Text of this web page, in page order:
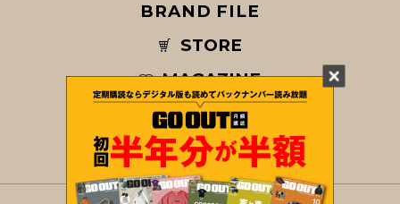
BRAND FILE
STORE
MAGAZINE